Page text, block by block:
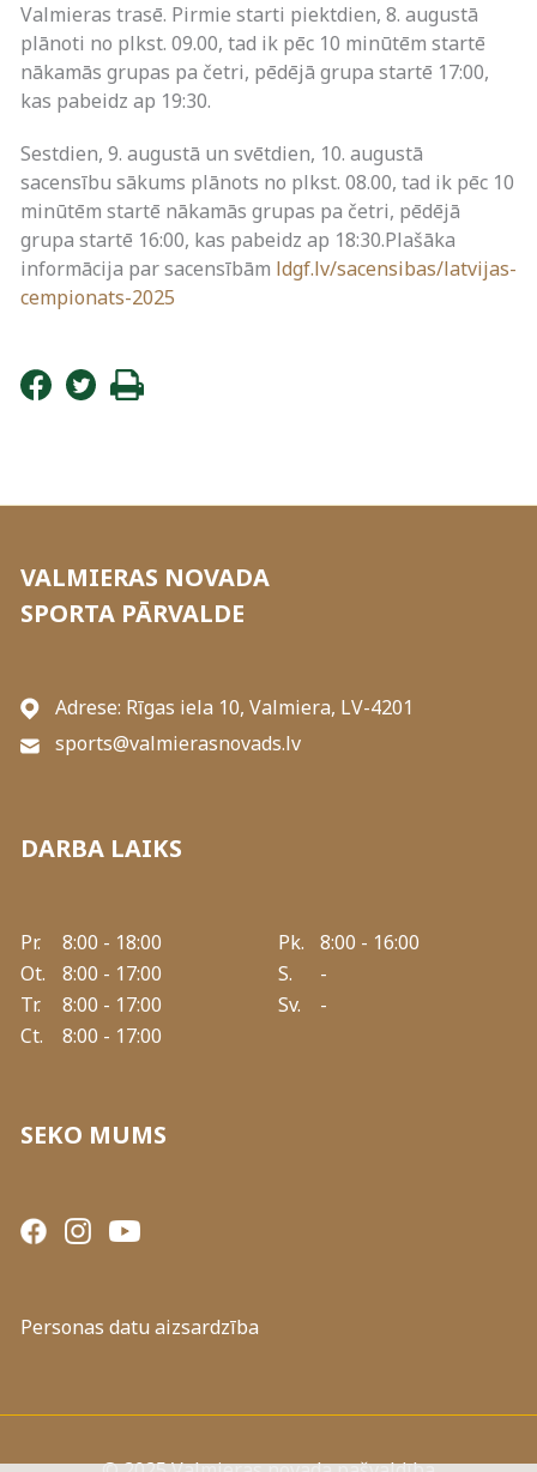
Valmieras trasē. Pirmie starti piektdien, 8. augustā
plānoti no plkst. 09.00, tad ik pēc 10 minūtēm startē
nākamās grupas pa četri, pēdējā grupa startē 17:00,
kas pabeidz ap 19:30.
Sestdien, 9. augustā un svētdien, 10. augustā
sacensību sākums plānots no plkst. 08.00, tad ik pēc 10
minūtēm startē nākamās grupas pa četri, pēdējā
grupa startē 16:00, kas pabeidz ap 18:30.Plašāka
informācija par sacensībām ldgf.lv/sacensibas/latvijas-
cempionats-2025
VALMIERAS NOVADA
SPORTA PĀRVALDE
Adrese: Rīgas iela 10, Valmiera, LV-4201
sports@valmierasnovads.lv
DARBA LAIKS
Pr.
8:00 - 18:00
Ot.
8:00 - 17:00
Tr.
8:00 - 17:00
Ct.
8:00 - 17:00
Pk.
8:00 - 16:00
S.
-
Sv.
-
SEKO MUMS
Personas datu aizsardzība